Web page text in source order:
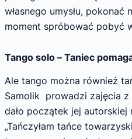
własnego umysłu,
moment spróbować pobyć
Tango solo – Taniec
Ale tango można również
Samolik prowadzi zajęcia
dało początek jej autorskiej
„Tańczyłam tańce